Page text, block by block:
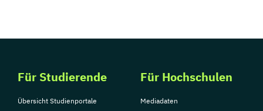
Techniker*in Concept Engineering
Techniker*in Maschinenbau
Technische*r Einkäufer*in
Für Studierende
Übersicht Studienportale
Für Hochschulen
Mediadaten